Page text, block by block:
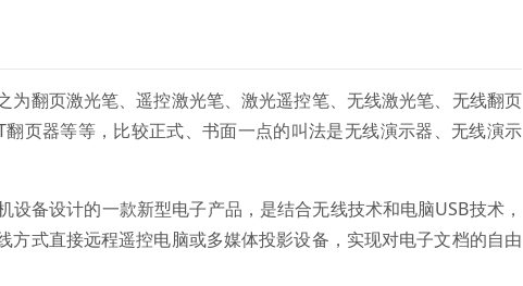
为翻页激光笔、遥控激光笔、激光遥控笔、无线激光笔、无线翻页
翻页器等等，比较正式、书面一点的叫法是无线演示器、无线演示
备设计的一款新型电子产品，是结合无线技术和电脑USB技术，
方式直接远程遥控电脑或多媒体投影设备，实现对电子文档的自由